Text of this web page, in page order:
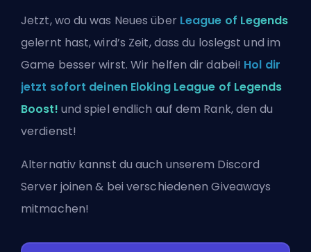
Jetzt, wo du was Neues über League of Legends
gelernt hast, wird’s Zeit, dass du loslegst und im
Game besser wirst. Wir helfen dir dabei! Hol dir
jetzt sofort deinen Eloking League of Legends
Boost! und spiel endlich auf dem Rank, den du
verdienst!
Alternativ kannst du auch unserem Discord
Server joinen & bei verschiedenen Giveaways
mitmachen!